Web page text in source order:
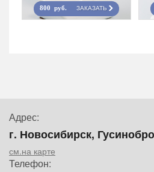
800 руб. ЗАКАЗАТЬ
Адрес:
г. Новосибирск,
см.на карте
Телефон: